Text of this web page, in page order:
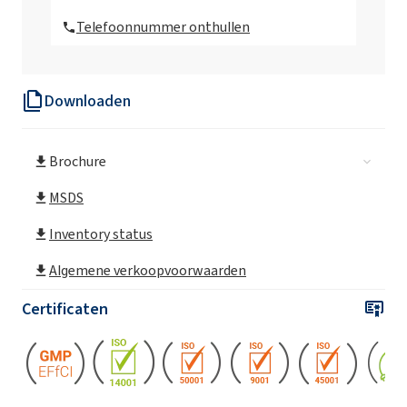
Downloaden
Brochure
MSDS
Inventory status
Algemene verkoopvoorwaarden
Certificaten
ROKAnol®LP2529
ROKAnol®LP27
geëthoxyleerd, gepropoxyleerd)
ROKAnol®LP3034
(Polyoxyalkyleenglycolether)
Telefoonnummer onthullen